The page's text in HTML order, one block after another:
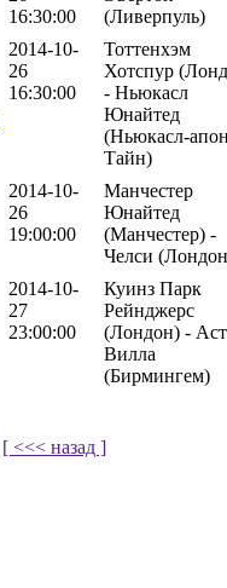
16:30:00
(Ливерпуль)
2014-10-
26
16:30:00
Тоттенхэм
Хотспур
- Ньюкасл
Юнайтед
(Ньюкасл-
Тайн)
2014-10-
26
19:00:00
Манчестер
Юнайтед
(Манчестер) -
Челси
2014-10-
27
23:00:00
Куинз Парк
Рейнджерс
(Лондон) -
Вилла
(Бирмингем)
[ <<< назад ]